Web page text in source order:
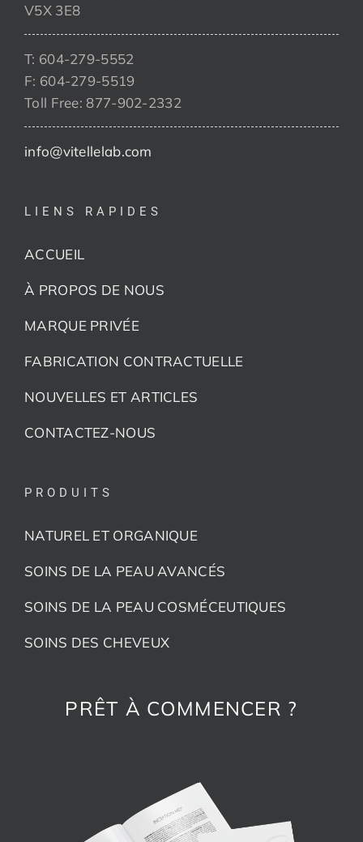
V5X 3E8
T: 604-279-5552
F: 604-279-5519
Toll Free: 877-902-2332
info@vitellelab.com
LIENS RAPIDES
ACCUEIL
À PROPOS DE NOUS
MARQUE PRIVÉE
FABRICATION CONTRACTUELLE
NOUVELLES ET ARTICLES
CONTACTEZ-NOUS
PRODUITS
NATUREL ET ORGANIQUE
SOINS DE LA PEAU AVANCÉS
SOINS DE LA PEAU COSMÉCEUTIQUES
SOINS DES CHEVEUX
PRÊT À COMMENCER ?